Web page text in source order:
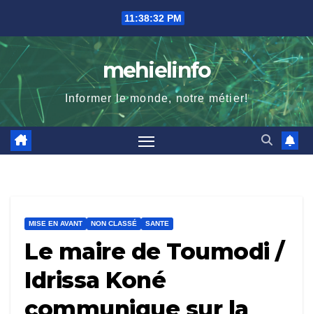
content
11:38:34 PM
mehielinfo
Informer le monde, notre métier!
MISE EN AVANT NON CLASSÉ SANTE
Le maire de Toumodi /
Idrissa Koné